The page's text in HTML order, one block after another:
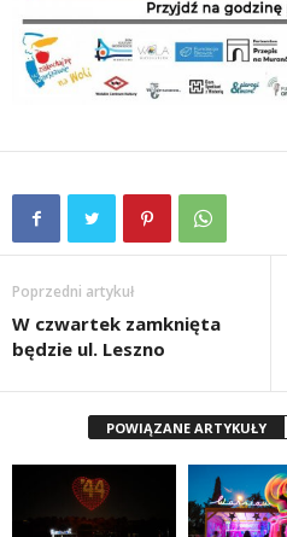
Poprzedni artykuł
W czwartek zamknięta
będzie ul. Leszno
POWIĄZANE ARTYKUŁY